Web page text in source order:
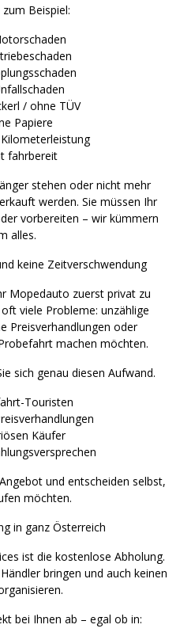
Beispiel:
/ ohne TÜV
Papiere
fahrbereit
stehen oder nicht mehr
werden. Sie müssen Ihr
vorbereiten – wir kümmern
alles.
keine Zeitverschwendung
Mopedauto zuerst privat zu
viele Probleme: unzählige
Preisverhandlungen oder
machen möchten.
sich genau diesen Aufwand.
Touristen
Käufer
und entscheiden selbst,
möchten.
in ganz Österreich
ist die kostenlose Abholung.
bringen und auch keinen
bei Ihnen ab – egal ob in: